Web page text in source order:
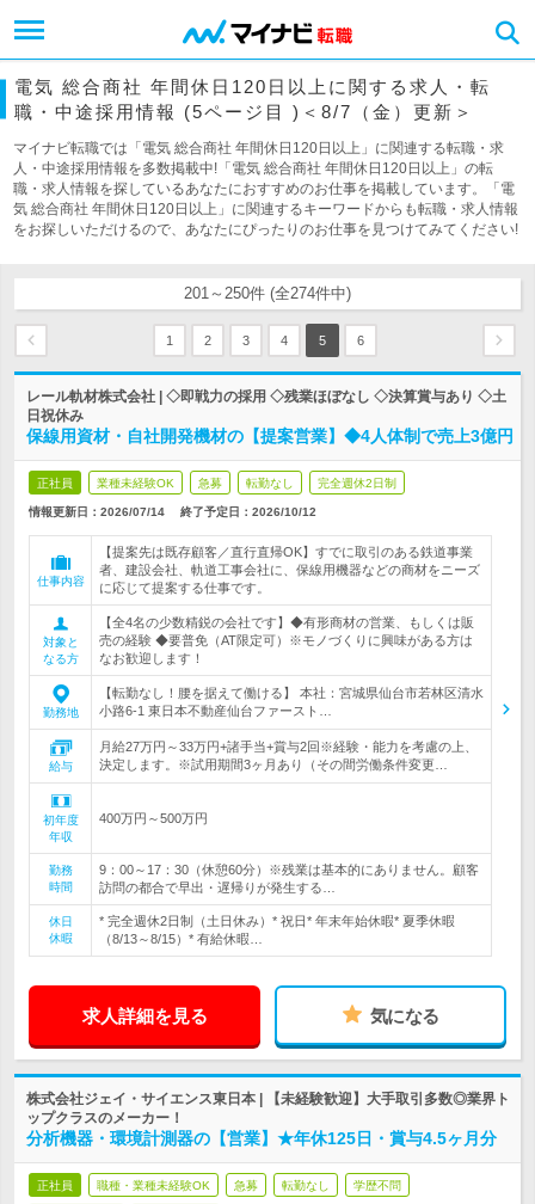
電気 総合商社 年間休日120日以上に関する求人・転
職・中途採用情報 (5ページ目 )＜8/7（金）更新＞
マイナビ転職では「電気 総合商社 年間休日120日以上」に関連する転職・求
人・中途採用情報を多数掲載中!「電気 総合商社 年間休日120日以上」の転
職・求人情報を探しているあなたにおすすめのお仕事を掲載しています。「電
気 総合商社 年間休日120日以上」に関連するキーワードからも転職・求人情報
をお探しいただけるので、あなたにぴったりのお仕事を見つけてみてください!
201～250件 (全274件中)
1 2 3 4 5 6
レール軌材株式会社 | ◇即戦力の採用 ◇残業ほぼなし ◇決算賞与あり ◇土
日祝休み
保線用資材・自社開発機材の【提案営業】◆4人体制で売上3億円
正社員 業種未経験OK 急募 転勤なし 完全週休2日制
情報更新日：2026/07/14 終了予定日： 2026/10/12
仕事内容
【提案先は既存顧客／直行直帰OK】すでに取引のある鉄道事業
者、建設会社、軌道工事会社に、保線用機器などの商材をニーズ
に応じて提案する仕事です。
対象と
なる方
【全4名の少数精鋭の会社です】◆有形商材の営業、もしくは販
売の経験 ◆要普免（AT限定可）※モノづくりに興味がある方は
なお歓迎します！
勤務地
【転勤なし！腰を据えて働ける】 本社：宮城県仙台市若林区清水
小路6-1 東日本不動産仙台ファースト…
給与
月給27万円～33万円+諸手当+賞与2回※経験・能力を考慮の上、
決定します。※試用期間3ヶ月あり（その間労働条件変更…
初年度
年収
400万円～500万円
勤務
時間
9：00～17：30（休憩60分）※残業は基本的にありません。顧客
訪問の都合で早出・遅帰りが発生する…
休日
休暇
* 完全週休2日制（土日休み）* 祝日* 年末年始休暇* 夏季休暇
（8/13～8/15）* 有給休暇…
求人詳細を見る 気になる
株式会社ジェイ・サイエンス東日本 | 【未経験歓迎】大手取引多数◎業界ト
ップクラスのメーカー！
分析機器・環境計測器の【営業】★年休125日・賞与4.5ヶ月分
正社員 職種・業種未経験OK 急募 転勤なし 学歴不問